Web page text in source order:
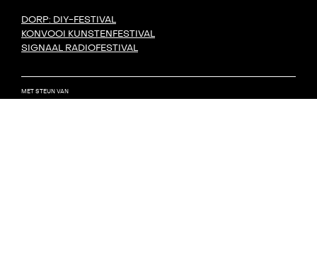
DORP: DIY-FESTIVAL
KONVOOI KUNSTENFESTIVAL
SIGNAAL RADIOFESTIVAL
MET STEUN VAN